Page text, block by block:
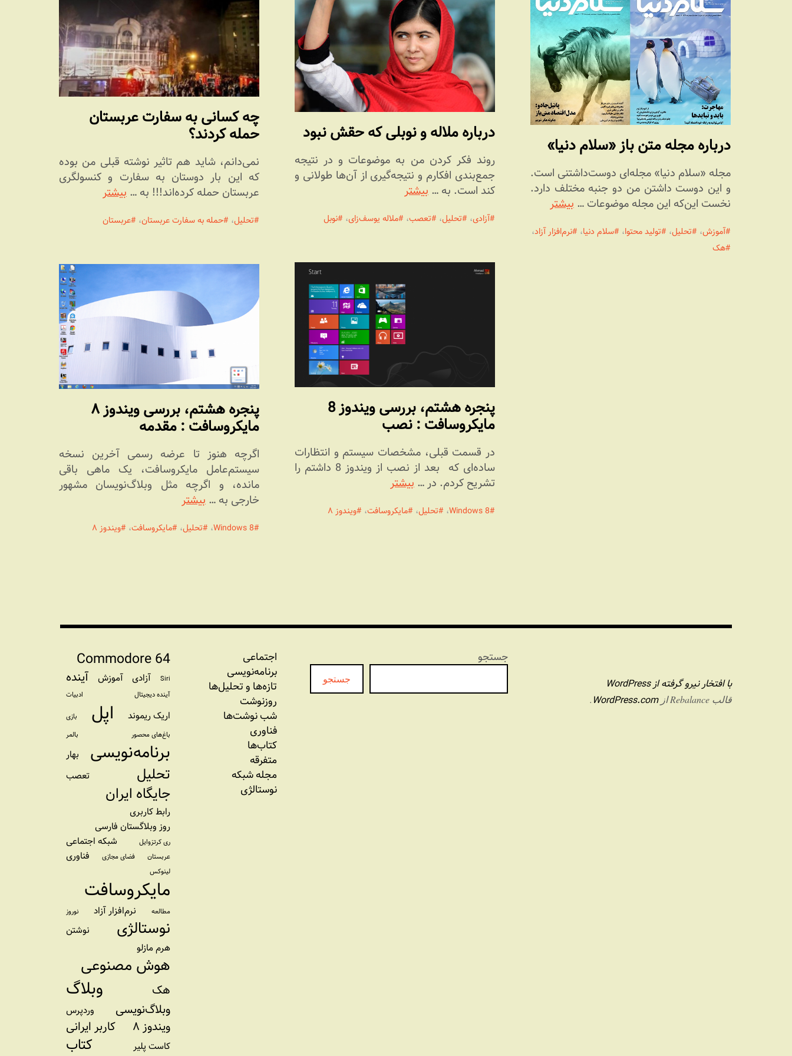
چه کسانی به سفارت عربستان
حمله کردند؟
نمی‌دانم، شاید هم تاثیر نوشته قبلی من بوده
که این بار دوستان به سفارت و کنسولگری
عربستان حمله کرده‌اند!!! به …بیشتر
تحلیل، حمله به سفارت عربستان، عربستان
درباره ملاله و نوبلی که حقش نبود
روند فکر کردن من به موضوعات و در نتیجه
جمع‌بندی افکارم و نتیجه‌گیری از آن‌ها طولانی و
کند است. به …بیشتر
آزادی، تحلیل، تعصب، ملاله یوسف‌زای، نوبل
درباره مجله متن باز «سلام دنیا»
مجله «سلام دنیا» مجله‌ای دوست‌داشتنی است.
و این دوست داشتن من دو جنبه مختلف دارد.
نخست این‌که این مجله موضوعات …بیشتر
آموزش، تحلیل، تولید محتوا، سلام دنیا، نرم‌افزار آزاد،
هک
پنجره هشتم، بررسی ویندوز 8
مایکروسافت : نصب
در قسمت قبلی، مشخصات سیستم و انتظارات
ساده‌ای که بعد از نصب از ویندوز 8 داشتم را
تشریح کردم. در …بیشتر
Windows 8، تحلیل، مایکروسافت، ویندوز ۸
پنجره هشتم، بررسی ویندوز ۸
مایکروسافت : مقدمه
اگرچه هنوز تا عرضه رسمی آخرین نسخه
سیستم‌عامل مایکروسافت، یک ماهی باقی
مانده، و اگرچه مثل وبلاگ‌نویسان مشهور
خارجی به …بیشتر
Windows 8، تحلیل، مایکروسافت، ویندوز ۸
جستجو
جستجو
اجتماعی
برنامه‏‌نویسی
تازه‌‌ها و تحلیل‌ها
روزنوشت
شب نوشت‌ها
فناوری
کتاب‌ها
متفرقه
مجله شبکه
نوستالژی
Commodore 64
Siri آزادی آموزش آینده
آینده دیجیتال ادبیات
اریک ریموند اپل
بازی
باغ‌های محصور
بالمر
برنامه‌نویسی بهار
تحلیل تعصب
جایگاه ایران
رابط کاربری
روز وبلاگستان فارسی
ری کرتزوایل شبکه اجتماعی
عربستان فضای مجازی فناوری
لینوکس
مایکروسافت
مطالعه نرم‌افزار آزاد نوروز
نوستالژی
نوشتن
هرم مازلو
هوش مصنوعی
هک وبلاگ
وبلاگ‌نویسی وردپرس
ویندوز ۸ کاربر ایرانی
کاست پلیر کتاب
با افتخار نیرو گرفته از WordPress
قالب Rebalance از WordPress.com
.